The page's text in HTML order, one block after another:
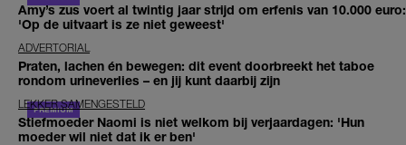
Amy’s zus voert al twintig jaar strijd om erfenis van 10.000 euro:
'Op de uitvaart is ze niet geweest'
ADVERTORIAL
Praten, lachen én bewegen: dit event doorbreekt het taboe
rondom urineverlies – en jij kunt daarbij zijn
LEKKER SAMENGESTELD
Stiefmoeder Naomi is niet welkom bij verjaardagen: 'Hun
moeder wil niet dat ik er ben'